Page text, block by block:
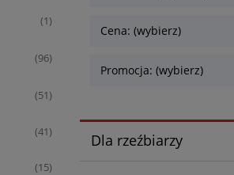
(1)
(96)
(51)
(41)
(15)
Cena: (wybierz)
Promocja: (wybierz)
Dla rzeźbiarzy